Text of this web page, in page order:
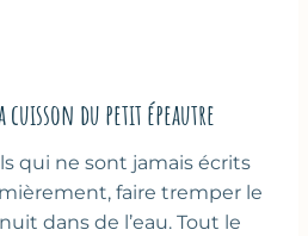
du petit épeautre
qui ne sont jamais écrits
faire tremper le
dans de l’eau. Tout le